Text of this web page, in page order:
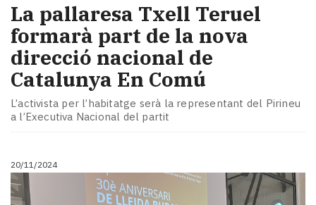
La pallaresa Txell Teruel
formarà part de la nova
direcció nacional de
Catalunya En Comú
L’activista per l’habitatge serà la representant del Pirineu
a l’Executiva Nacional del partit
20/11/2024